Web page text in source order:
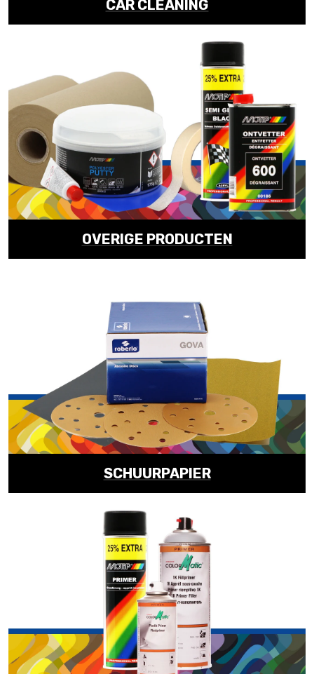
CAR CLEANING
OVERIGE PRODUCTEN
SCHUURPAPIER